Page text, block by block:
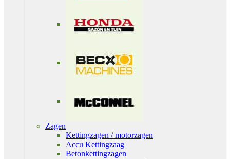
Zagen
Kettingzagen / motorzagen
Accu Kettingzaag
Betonkettingzagen